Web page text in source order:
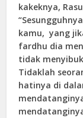
kakeknya,
kamu, yang
fardhu dia
tidak
Tidaklah
hatinya di